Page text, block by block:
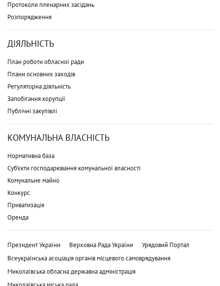
Протоколи пленарних засідань
Розпорядження
ДІЯЛЬНІСТЬ
План роботи обласної ради
Плани основних заходів
Регуляторна діяльність
Запобігання корупції
Публічні закупівлі
КОМУНАЛЬНА ВЛАСНІСТЬ
Нормативна база
Суб'єкти господарювання комунальної власності
Комунальне майно
Конкурс
Приватизація
Оренда
Президент України Верховна Рада України
Урядовий Портал
Всеукраїнська асоціація органів місцевого самоврядування
Миколаївська обласна державна адміністрація